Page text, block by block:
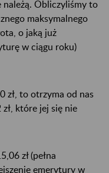
należą. Obliczyliśmy to
maksymalnego
o jaką już
w ciągu roku)
zł, to otrzyma od nas
które jej się nie
zł (pełna
emerytury w